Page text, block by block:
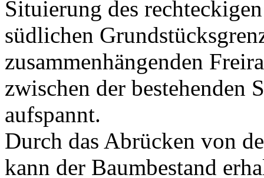
Situierung des
südlichen
zusammenhängenden
zwischen der bestehenden
aufspannt.
Durch das Abrücken von
kann der Baumbestand